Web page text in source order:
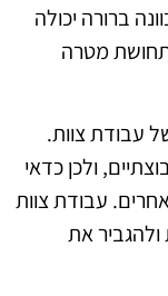
ברורה יכולה
תחושת מטרה
עבודת צוות.
ולכן כדאי
עבודת צוות
ולהגביר את